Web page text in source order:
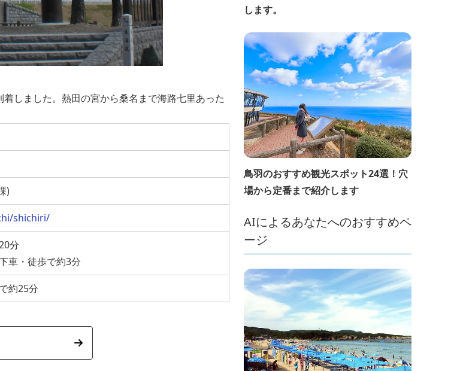
しました。熱田の宮から桑名まで海路七里あった
)
shichiri/
分
車・徒歩で約3分
約25分
します。
鳥羽のおすすめ観光スポット24選！穴
場から定番まで紹介します
AIによるあなたへのおすすめペ
ージ